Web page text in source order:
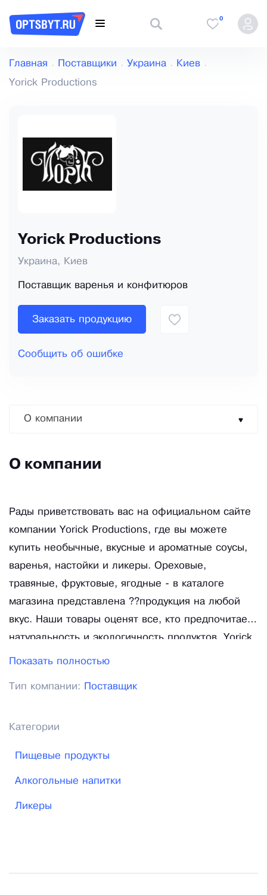
0
Главная Поставщики Украина Киев
Yorick Productions
Yorick Productions
Украина, Киев
Поставщик варенья и конфитюров
Заказать продукцию
Сообщить об ошибке
О компании
О компании
Рады приветствовать вас на официальном сайте
компании Yorick Productions, где вы можете
купить необычные, вкусные и ароматные соусы,
варенья, настойки и ликеры. Ореховые,
травяные, фруктовые, ягодные - в каталоге
магазина представлена ??продукция на любой
вкус. Наши товары оценят все, кто предпочитает
натуральность и экологичность продуктов. Yorick
Productions предлагает широкий ассортимент
самым искушенным гурманам. Сочетание
экзотических и традиционных, привычных
профессиональный микс различных
ингредиентов, тщательно подобранных нашими
Показать полностью
Тип компании: Поставщик
Категории
Пищевые продукты
Алкогольные напитки
Ликеры